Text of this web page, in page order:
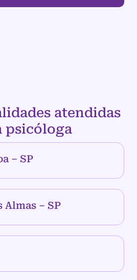
atendidas
psicóloga
– SP
Almas – SP